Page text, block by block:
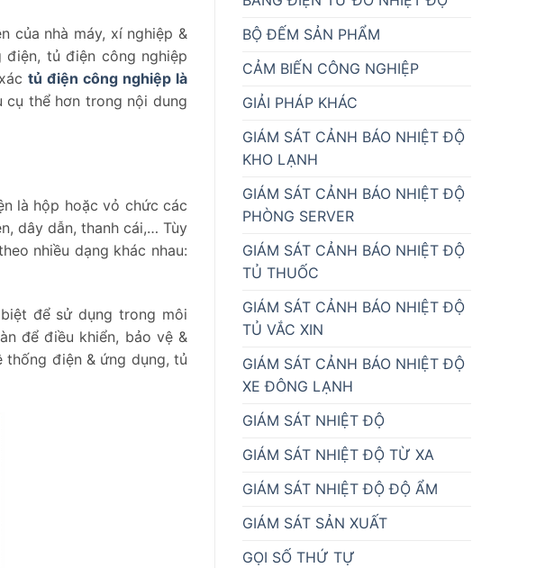
của nhà máy, xí nghiệp &
điện, tủ điện công nghiệp
tủ điện công nghiệp là
cụ thể hơn trong nội dung
là hộp hoặc vỏ chức các
dây dẫn, thanh cái,… Tùy
nhiều dạng khác nhau:
để sử dụng trong môi
để điều khiển, bảo vệ &
điện & ứng dụng, tủ
BỘ ĐẾM SẢN PHẨM
CẢM BIẾN CÔNG NGHIỆP
GIẢI PHÁP KHÁC
GIÁM SÁT CẢNH BÁO NHIỆT ĐỘ
KHO LẠNH
GIÁM SÁT CẢNH BÁO NHIỆT ĐỘ
PHÒNG SERVER
GIÁM SÁT CẢNH BÁO NHIỆT ĐỘ
TỦ THUỐC
GIÁM SÁT CẢNH BÁO NHIỆT ĐỘ
TỦ VẮC XIN
GIÁM SÁT CẢNH BÁO NHIỆT ĐỘ
XE ĐÔNG LẠNH
GIÁM SÁT NHIỆT ĐỘ
GIÁM SÁT NHIỆT ĐỘ TỪ XA
GIÁM SÁT NHIỆT ĐỘ ĐỘ ẨM
GIÁM SÁT SẢN XUẤT
GỌI SỐ THỨ TỰ